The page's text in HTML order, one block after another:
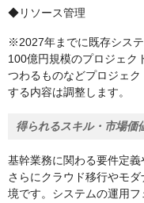
◆リソース管理
※2027年までに既存シス
100億円規模のプロジェク
つわるものなどプロジェ
する内容は調整します。
得られるスキル・市場価
基幹業務に関わる要件定義
さらにクラウド移行やモ
境です。システムの運用